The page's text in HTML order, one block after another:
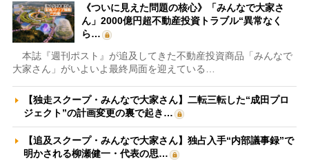
《ついに見えた問題の核心》「みんなで大家さ
ん」2000億円超不動産投資トラブル“異常なく
ら…
本誌『週刊ポスト』が追及してきた不動産投資商品「みんなで
大家さん」がいよいよ最終局面を迎えている…
【独走スクープ・みんなで大家さん】二転三転した“成田プロ
ジェクト”の計画変更の裏で起き…
【追及スクープ・みんなで大家さん】独占入手“内部議事録”で
明かされる柳瀬健一・代表の思…